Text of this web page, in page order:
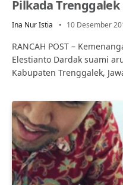
Pilkada Trenggalek
Ina Nur Istia 10 Desember
RANCAH POST –
Elestianto Dardak suami
Kabupaten Trenggalek,